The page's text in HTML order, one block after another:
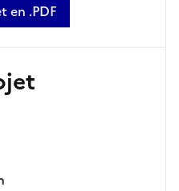
en .PDF